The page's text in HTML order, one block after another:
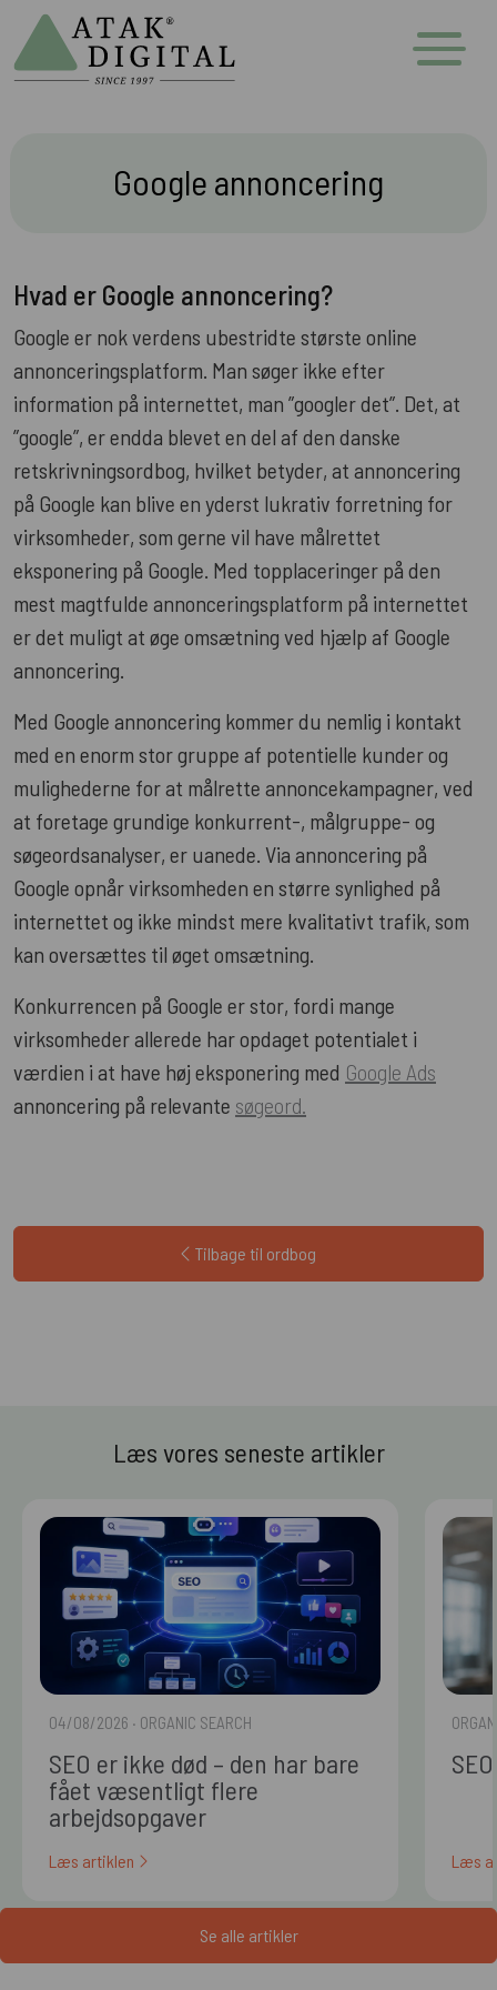
Google annoncering
Hvad er Google annoncering?
Google er nok verdens ubestridte største online
annonceringsplatform. Man søger ikke efter
information på internettet, man ”googler det”. Det, at
”google”, er endda blevet en del af den danske
retskrivningsordbog, hvilket betyder, at annoncering
på Google kan blive en yderst lukrativ forretning for
virksomheder, som gerne vil have målrettet
eksponering på Google. Med topplaceringer på den
mest magtfulde annonceringsplatform på internettet
er det muligt at øge omsætning ved hjælp af Google
annoncering.
Med Google annoncering kommer du nemlig i kontakt
med en enorm stor gruppe af potentielle kunder og
mulighederne for at målrette annoncekampagner, ved
at foretage grundige konkurrent-, målgruppe- og
søgeordsanalyser, er uanede. Via annoncering på
Google opnår virksomheden en større synlighed på
internettet og ikke mindst mere kvalitativt trafik, som
kan oversættes til øget omsætning.
Konkurrencen på Google er stor, fordi mange
virksomheder allerede har opdaget potentialet i
værdien i at have høj eksponering med Google Ads
annoncering på relevante søgeord.
Tilbage til ordbog
Læs vores seneste artikler
04/08/2026 · ORGANIC SEARCH
SEO er ikke død – den har bare
fået væsentligt flere
arbejdsopgaver
Læs artiklen Læs
Se alle artikler